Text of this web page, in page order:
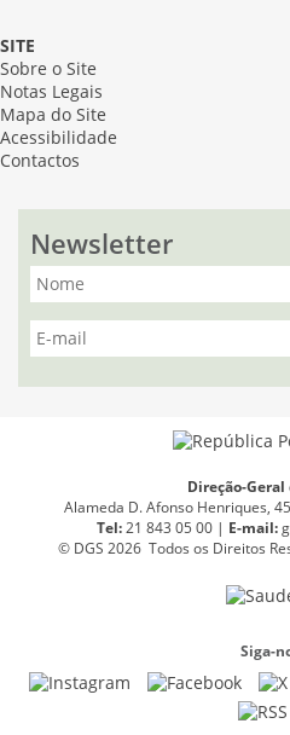
SITE
Sobre o Site
Notas Legais
Mapa do Site
Acessibilidade
Contactos
Newsletter
Direção-Geral
Alameda D. Afonso Henriques,
Tel:21 843 05 00 | E-mail:
© DGS 2026 Todos os Direitos
Siga-